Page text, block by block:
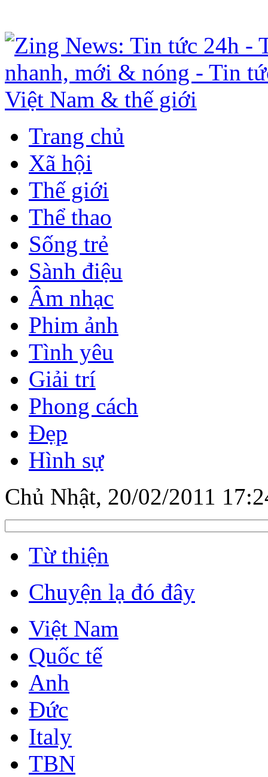
Trang chủ
Xã hội
Thế giới
Thể thao
Sống trẻ
Sành điệu
Âm nhạc
Phim ảnh
Tình yêu
Giải trí
Phong cách
Đẹp
Hình sự
Chủ Nhật, 20/02/2011
Từ thiện
Chuyện lạ đó đây
Việt Nam
Quốc tế
Anh
Đức
Italy
TBN